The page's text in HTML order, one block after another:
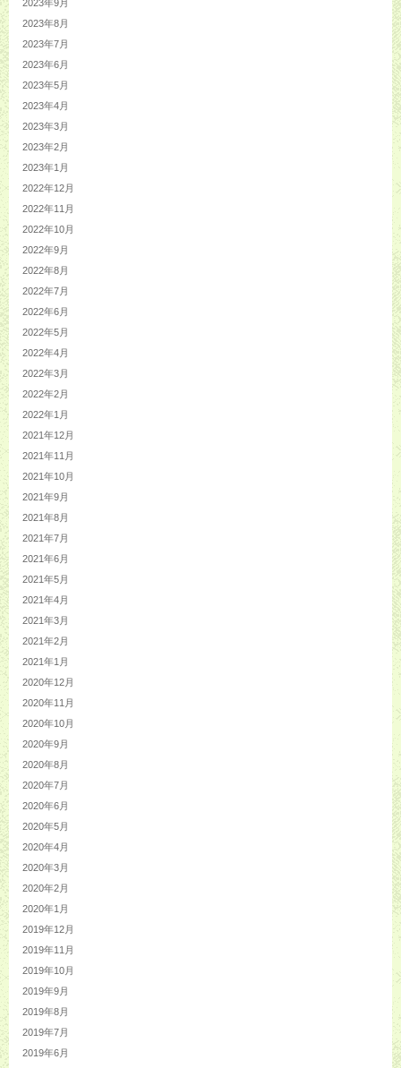
2023年9月
2023年8月
2023年7月
2023年6月
2023年5月
2023年4月
2023年3月
2023年2月
2023年1月
2022年12月
2022年11月
2022年10月
2022年9月
2022年8月
2022年7月
2022年6月
2022年5月
2022年4月
2022年3月
2022年2月
2022年1月
2021年12月
2021年11月
2021年10月
2021年9月
2021年8月
2021年7月
2021年6月
2021年5月
2021年4月
2021年3月
2021年2月
2021年1月
2020年12月
2020年11月
2020年10月
2020年9月
2020年8月
2020年7月
2020年6月
2020年5月
2020年4月
2020年3月
2020年2月
2020年1月
2019年12月
2019年11月
2019年10月
2019年9月
2019年8月
2019年7月
2019年6月